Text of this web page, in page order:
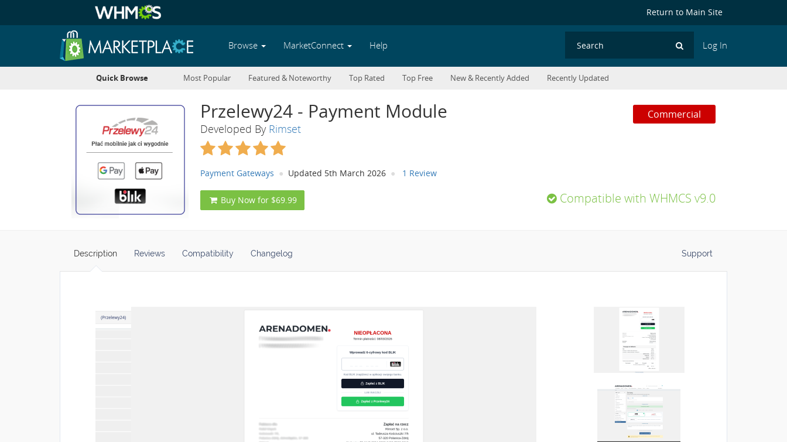
Return to Main Site
Browse MarketConnect Help Log In
Search
Quick Browse Most Popular Featured & Noteworthy Top Rated Top Free New & Recently Added Recently Updated
Commercial
Przelewy24 - Payment Module
Developed By Rimset
Payment Gateways Updated 5th March 2026 1 Review
Compatible with WHMCS v9.0
Buy Now for $69.99
Description Reviews Compatibility Support
Changelog